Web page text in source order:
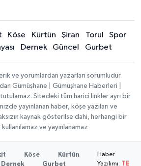
Köse Kürtün Şiran Torul
Spor
Dernek Güncel Gurbet
ve yorumlardan yazarları sorumludur.
Gümüşhane | Gümüşhane Haberleri |
Sitedeki tüm harici linkler ayrı bir
yayınlanan haber, köşe yazıları ve
kaynak gösterilse dahi, herhangi bir
ve yayınlanamaz
Köse
Kürtün
Dernek Gurbet
Haber
Yazılımı:
TE